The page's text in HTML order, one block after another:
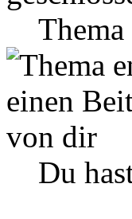
Thema
Du